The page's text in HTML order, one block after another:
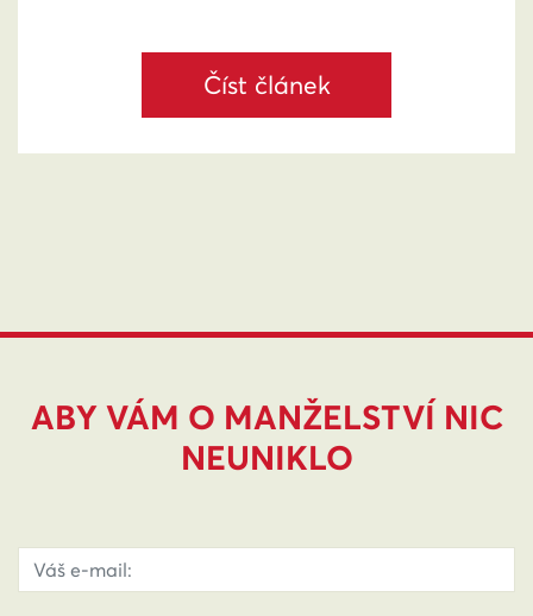
Číst článek
ABY VÁM O MANŽELSTVÍ NIC
NEUNIKLO